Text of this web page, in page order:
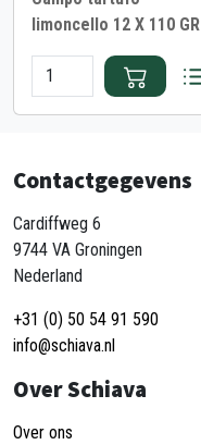
limoncello 12 X 110 GR
Contactgegevens
Cardiffweg 6
9744 VA Groningen
Nederland
+31 (0) 50 54 91 590
info@schiava.nl
Over Schiava
Over ons